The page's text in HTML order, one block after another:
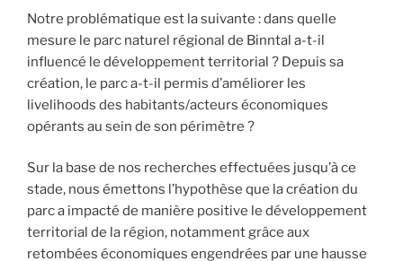
Notre problématique est la suivante : dans quelle
mesure le parc naturel régional de Binntal a-t-il
influencé le développement territorial ? Depuis sa
création, le parc a-t-il permis d’améliorer les
livelihoods des habitants/acteurs économiques
opérants au sein de son périmètre ?
Sur la base de nos recherches effectuées jusqu’à ce
stade, nous émettons l’hypothèse que la création du
parc a impacté de manière positive le développement
territorial de la région, notamment grâce aux
retombées économiques engendrées par une hausse